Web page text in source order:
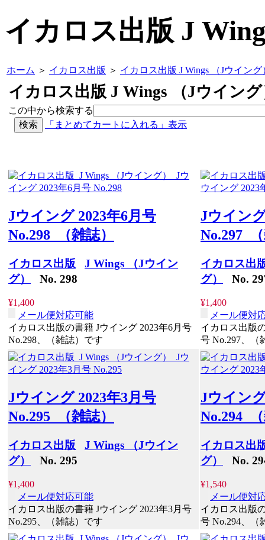
イカロス出版 J
ホーム ＞ イカロス出版 ＞ イカロス出版 J Wings （Jウイング
イカロス出版 J Wings （Jウイン
この中から検索する
「まとめてカートに入れる」表示
Jウイング 2023年6月号
No.298 （雑誌）
イカロス出版
J Wings （Jウイン
グ）
No. 298
¥1,400
メール便対応可能
イカロス出版の書籍 Jウイング 2023年6月号
No.298、（雑誌）です
Jウイン
No.297
イカロス出
グ）
No.
¥1,400
メール便対
イカロス出版
号 No.297、（
Jウイング 2023年3月号
No.295 （雑誌）
イカロス出版
J Wings （Jウイン
グ）
No. 295
¥1,400
メール便対応可能
イカロス出版の書籍 Jウイング 2023年3月号
No.295、（雑誌）です
Jウイン
No.294
イカロス出
グ）
No.
¥1,540
メール便対
イカロス出版
号 No.294、（